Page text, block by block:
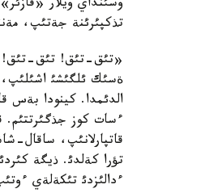
وسئنداي ويلار
تذكپئرئنة جةتئپ،
«تئق-تئق! تئق-تئق!
ةسئك ئلگئشئ اشئلئپ،
الدئمدا. كينودا بةس
ءسات كوز جذگئرتتئم.
قاتپارلانئپ، ساقال-
تؤرا كةلدئ. ذيگة
ءدالئزدئ تئكةلةي